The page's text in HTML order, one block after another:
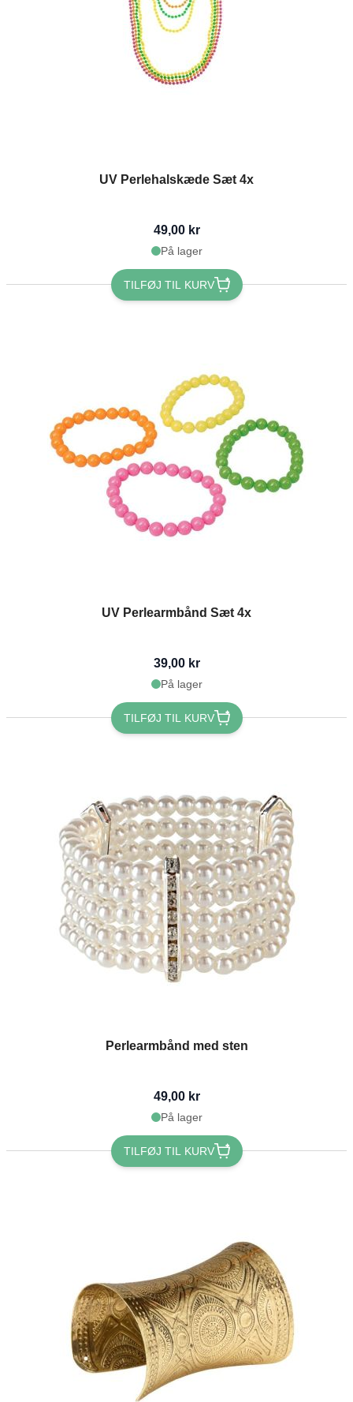
UV Perlehalskæde Sæt 4x
49,00 kr
På lager
TILFØJ TIL KURV
UV Perlearmbånd Sæt 4x
39,00 kr
På lager
TILFØJ TIL KURV
Perlearmbånd med sten
49,00 kr
På lager
TILFØJ TIL KURV